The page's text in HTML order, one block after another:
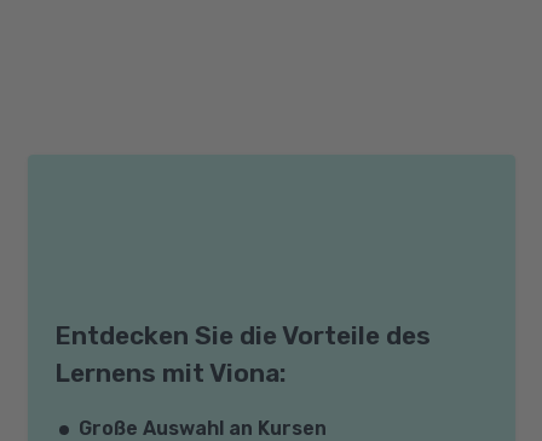
Entdecken Sie die Vorteile des
Lernens mit Viona:
Große Auswahl an Kursen